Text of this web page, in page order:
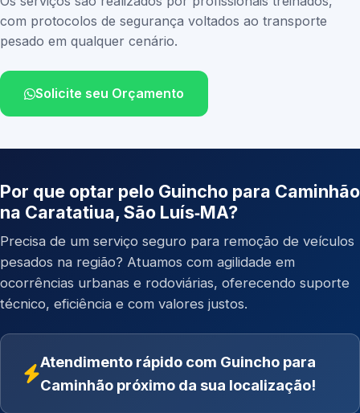
com protocolos de segurança voltados ao transporte
pesado em qualquer cenário.
Solicite seu Orçamento
Por que optar pelo Guincho para Caminhão
na Caratatiua, São Luís‑MA?
Precisa de um serviço seguro para remoção de veículos
pesados na região? Atuamos com agilidade em
ocorrências urbanas e rodoviárias, oferecendo suporte
técnico, eficiência e com valores justos.
Atendimento rápido com Guincho para
Caminhão próximo da sua localização!